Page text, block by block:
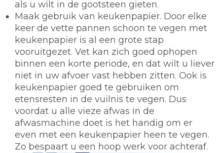
als u wilt in de gootsteen gieten.
Maak gebruik van keukenpapier. Door elke
keer de vette pannen schoon te vegen met
keukenpapier is al een grote stap
vooruitgezet. Vet kan zich goed ophopen
binnen een korte periode, en dat wilt u liever
niet in uw afvoer vast hebben zitten. Ook is
keukenpapier goed te gebruiken om
etensresten in de vuilnis te vegen. Dus
voordat u alle vieze afwas in de
afwasmachine doet is het handig om er
even met een keukenpapier heen te vegen.
Zo bespaart u een hoop werk voor achteraf.